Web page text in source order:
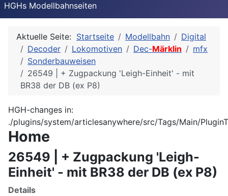
HGHs Modellbahnseiten
Aktuelle Seite: Startseite Modellbahn
Digital
Decoder
Lokomotiven Dec-Märklin
mfx
Sonderbauweisen
26549 | + Zugpackung 'Leigh-Einheit' - mit
BR38 der DB (ex P8)
HGH-changes in:
./plugins/system/articlesanywhere/src/Tags/Main/
Home
26549 | + Zugpackung 'Leigh-
Einheit' - mit BR38 der DB (ex P8)
Details